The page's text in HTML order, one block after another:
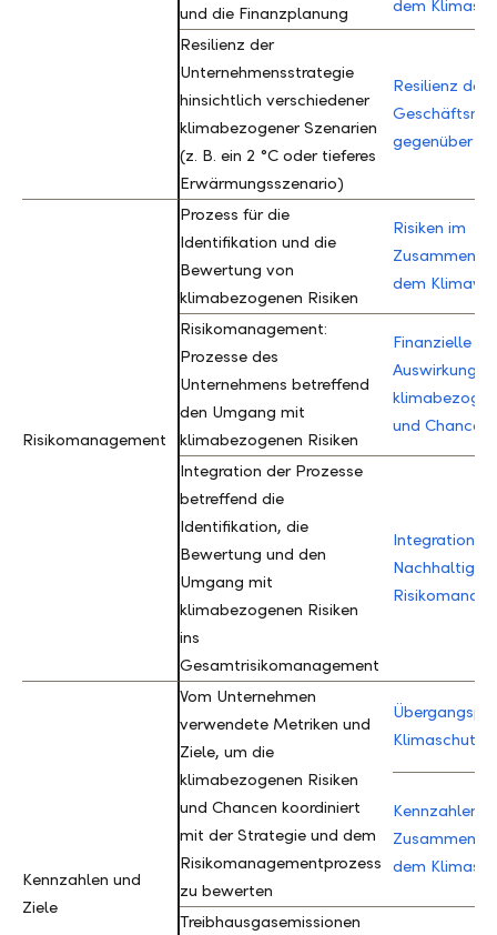
und die Finanzplanung
dem
Resilienz der
Unternehmensstrategie
hinsichtlich verschiedener
klimabezogener Szenarien
(z. B. ein 2 °C oder tieferes
Erwärmungsszenario)
Resilienz des
gegenüber
Risikomanagement
Prozess für die
Identifikation und die
Bewertung von
klimabezogenen Risiken
Risiken im
dem
Risikomanagement:
Prozesse des
Unternehmens betreffend
den Umgang mit
klimabezogenen Risiken
Finanzielle
und Chancen
Integration der Prozesse
betreffend die
Identifikation, die
Bewertung und den
Umgang mit
klimabezogenen Risiken
ins
Gesamtrisikomanagement
Integration
Kennzahlen und
Ziele
Vom Unternehmen
verwendete Metriken und
Ziele, um die
klimabezogenen Risiken
und Chancen koordiniert
mit der Strategie und dem
Risikomanagementprozess
zu bewerten
Klimaschutz
Kennzahlen
dem
Treibhausgasemissionen
Risikomanagement
Kennzahlen und
Ziele